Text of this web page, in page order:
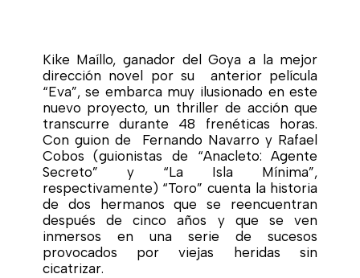
Kike Maíllo, ganador del Goya a la mejor
dirección novel por su anterior película
“Eva”, se embarca muy ilusionado en este
nuevo proyecto, un thriller de acción que
transcurre durante 48 frenéticas horas.
Con guion de Fernando Navarro y Rafael
Cobos (guionistas de “Anacleto: Agente
Secreto” y “La Isla Mínima”,
respectivamente) “Toro” cuenta la historia
de dos hermanos que se reencuentran
después de cinco años y que se ven
inmersos en una serie de sucesos
provocados por viejas heridas sin
cicatrizar.